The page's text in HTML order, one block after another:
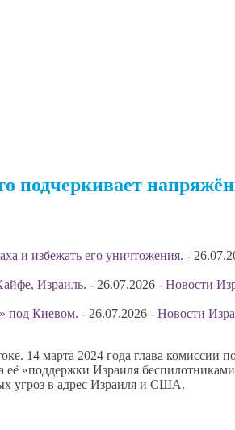
подчеркивает
и избежать его уничтожения. -
Израиль. - 26.07.2026 - Новости
под Киевом. - 26.07.2026 - Новости
14 марта 2024 года глава комиссии
«поддержки Израиля
угроз в адрес Израиля и США.